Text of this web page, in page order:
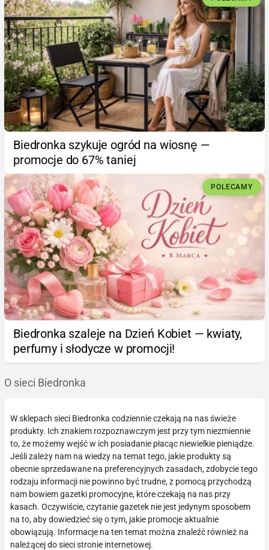
Biedronka szykuje ogród na wiosnę —
promocje do 67% taniej
POLECAMY
Biedronka szaleje na Dzień Kobiet — kwiaty,
perfumy i słodycze w promocji!
O sieci Biedronka
W sklepach sieci Biedronka codziennie czekają na nas świeże
produkty. Ich znakiem rozpoznawczym jest przy tym niezmiennie
to, że możemy wejść w ich posiadanie płacąc niewielkie pieniądze.
Jeśli zależy nam na wiedzy na temat tego, jakie produkty są
obecnie sprzedawane na preferencyjnych zasadach, zdobycie tego
rodzaju informacji nie powinno być trudne, z pomocą przychodzą
nam bowiem gazetki promocyjne, które czekają na nas przy
kasach. Oczywiście, czytanie gazetek nie jest jedynym sposobem
na to, aby dowiedzieć się o tym, jakie promocje aktualnie
obowiązują. Informacje na ten temat można znaleźć również na
należącej do sieci stronie internetowej.